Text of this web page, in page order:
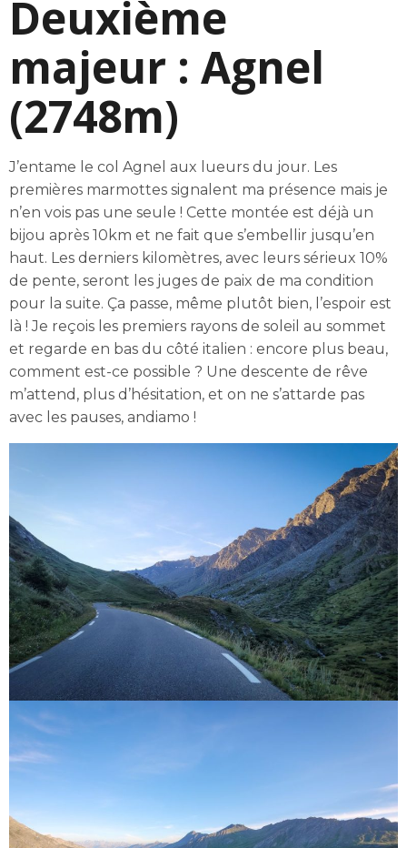
Deuxième
majeur : Agnel
(2748m)
J’entame le col Agnel aux lueurs du jour. Les
premières marmottes signalent ma présence mais je
n’en vois pas une seule ! Cette montée est déjà un
bijou après 10km et ne fait que s’embellir jusqu’en
haut. Les derniers kilomètres, avec leurs sérieux 10%
de pente, seront les juges de paix de ma condition
pour la suite. Ça passe, même plutôt bien, l’espoir est
là ! Je reçois les premiers rayons de soleil au sommet
et regarde en bas du côté italien : encore plus beau,
comment est-ce possible ? Une descente de rêve
m’attend, plus d’hésitation, et on ne s’attarde pas
avec les pauses, andiamo !